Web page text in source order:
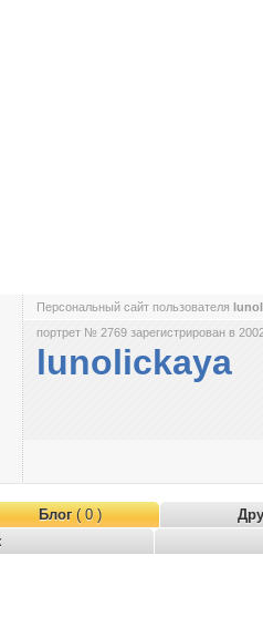
Персональный сайт пользователя
портрет № 2769 зарегистрирован в
lunolickaya
Блог( 0 )